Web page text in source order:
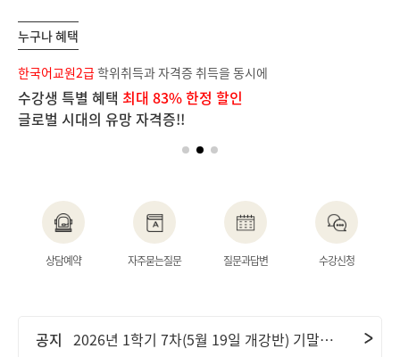
누구나 혜택
한국어교원2급학위취득과 자격증 취득을 동시에
수강생 특별 혜택 최대 83% 한정 할인
글로벌 시대의 유망 자격증!!
상담예약 자주묻는질문 질문과답변 수강신청
공지 2026년 2학기 1차(6월 9일 개강반) 중간고사 기간 안내 및 ..
공지 2026년 1학기 7차(5월 19일 개강반) 기말고사 기간 안내 및..